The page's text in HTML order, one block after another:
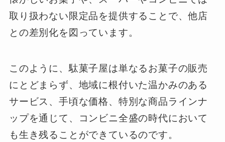
取り扱わない限定品を提供することで、他店
との差別化を図っています。
このように、駄菓子屋は単なるお菓子の販売
にとどまらず、地域に根付いた温かみのある
サービス、手頃な価格、特別な商品ラインナ
ップを通じて、コンビニ全盛の時代において
も生き残ることができているのです。